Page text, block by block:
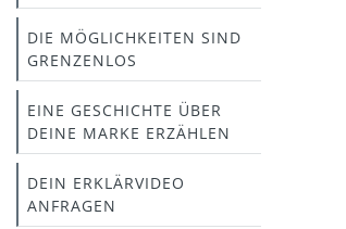
DIE MÖGLICHKEITEN SIND
GRENZENLOS
EINE GESCHICHTE ÜBER
DEINE MARKE ERZÄHLEN
DEIN ERKLÄRVIDEO
ANFRAGEN